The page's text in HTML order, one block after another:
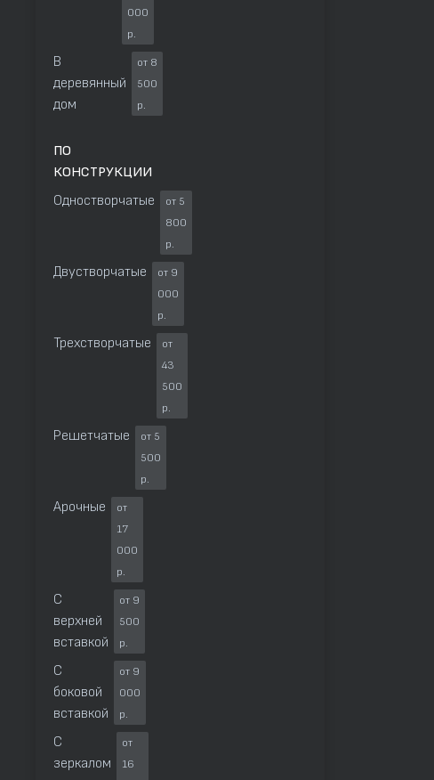
000
р.
В
деревянный
дом
от 8
500
р.
ПО
КОНСТРУКЦИИ
Одностворчатые
от 5
800
р.
Двустворчатые
от 9
000
р.
Трехстворчатые
от
43
500
р.
Решетчатые
от 5
500
р.
Арочные
от
17
000
р.
С
верхней
вставкой
от 9
500
р.
С
боковой
вставкой
от 9
000
р.
С
зеркалом
от
16